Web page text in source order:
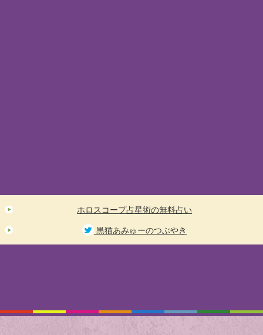
ホロスコープ占星術の無料占い
黒猫あみゅーのつぶやき